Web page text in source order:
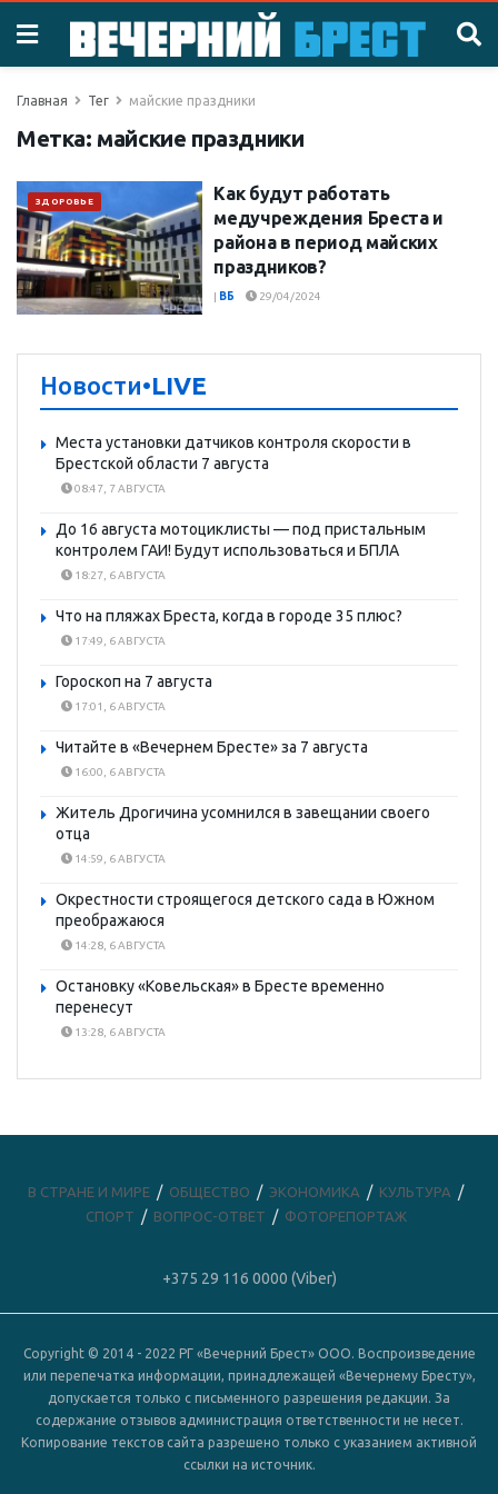
Главная Тег майские праздники
Метка: майские праздники
ЗДОРОВЬЕ
Как будут работать
медучреждения Бреста и
района в период майских
праздников?
| ВБ 29/04/2024
Новости•LIVE
Места установки датчиков контроля скорости в
Брестской области 7 августа
08:47, 7 АВГУСТА
До 16 августа мотоциклисты — под пристальным
контролем ГАИ! Будут использоваться и БПЛА
18:27, 6 АВГУСТА
Что на пляжах Бреста, когда в городе 35 плюс?
17:49, 6 АВГУСТА
Гороскоп на 7 августа
17:01, 6 АВГУСТА
Читайте в «Вечернем Бресте» за 7 августа
16:00, 6 АВГУСТА
Житель Дрогичина усомнился в завещании своего
отца
14:59, 6 АВГУСТА
Окрестности строящегося детского сада в Южном
преображаюся
14:28, 6 АВГУСТА
Остановку «Ковельская» в Бресте временно
перенесут
13:28, 6 АВГУСТА
В СТРАНЕ И МИРЕ ОБЩЕСТВО ЭКОНОМИКА
КУЛЬТУРА
СПОРТ
ВОПРОС-ОТВЕТ ФОТОРЕПОРТАЖ
+375 29 116 0000 (Viber)
Copyright © 2014 - 2022 РГ «Вечерний Брест» ООО. Воспроизведение
или перепечатка информации, принадлежащей «Вечернему Бресту»,
допускается только с письменного разрешения редакции. За
содержание отзывов администрация ответственности не несет.
Копирование текстов сайта разрешено только с указанием активной
ссылки на источник.